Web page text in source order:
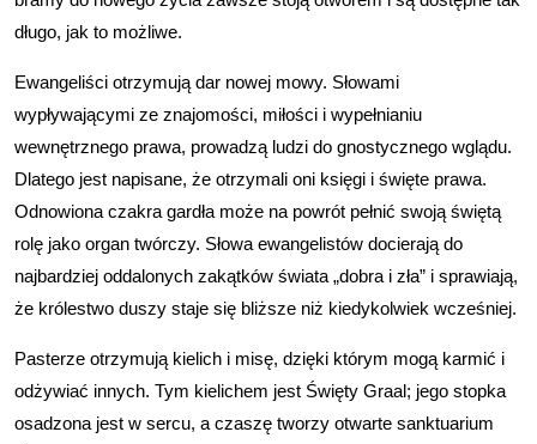
długo, jak to możliwe.
Ewangeliści otrzymują dar nowej mowy. Słowami
wypływającymi ze znajomości, miłości i wypełnianiu
wewnętrznego prawa, prowadzą ludzi do gnostycznego wglądu.
Dlatego jest napisane, że otrzymali oni księgi i święte prawa.
Odnowiona czakra gardła może na powrót pełnić swoją świętą
rolę jako organ twórczy. Słowa ewangelistów docierają do
najbardziej oddalonych zakątków świata „dobra i zła” i sprawiają,
że królestwo duszy staje się bliższe niż kiedykolwiek wcześniej.
Pasterze otrzymują kielich i misę, dzięki którym mogą karmić i
odżywiać innych. Tym kielichem jest Święty Graal; jego stopka
osadzona jest w sercu, a czaszę tworzy otwarte sanktuarium